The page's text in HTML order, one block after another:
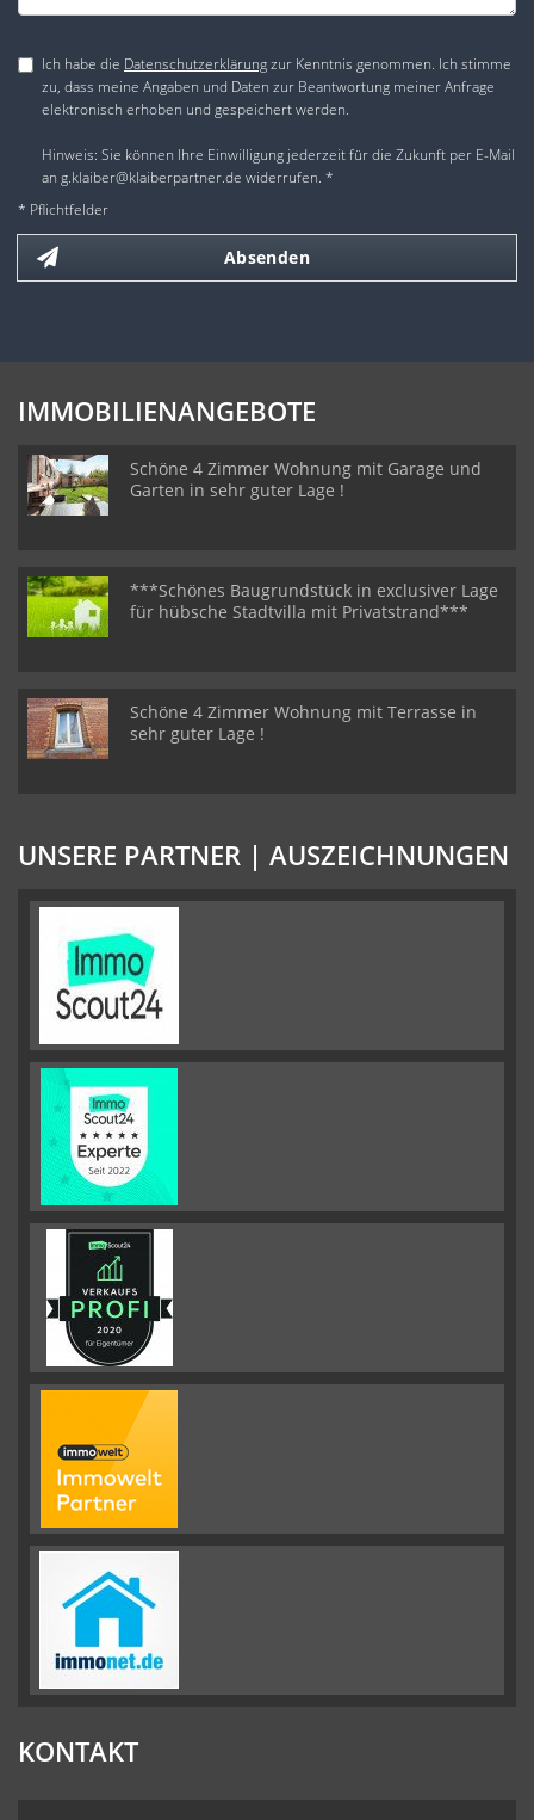
Ich habe die Datenschutzerklärungzur Kenntnis genommen. Ich stimme
zu, dass meine Angaben und Daten zur Beantwortung meiner Anfrage
elektronisch erhoben und gespeichert werden.
Hinweis: Sie können Ihre Einwilligung jederzeit für die Zukunft per E-Mail
an g.klaiber@klaiberpartner.de widerrufen. *
* Pflichtfelder
Absenden
IMMOBILIENANGEBOTE
Schöne 4 Zimmer Wohnung mit Garage und
Garten in sehr guter Lage !
***Schönes Baugrundstück in exclusiver Lage
für hübsche Stadtvilla mit Privatstrand***
Schöne 4 Zimmer Wohnung mit Terrasse in
sehr guter Lage !
UNSERE PARTNER | AUSZEICHNUNGEN
KONTAKT